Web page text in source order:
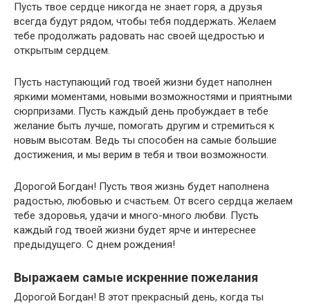
Пусть твое сердце никогда не знает горя, а друзья
всегда будут рядом, чтобы тебя поддержать. Желаем
тебе продолжать радовать нас своей щедростью и
открытым сердцем.
Пусть наступающий год твоей жизни будет наполнен
яркими моментами, новыми возможностями и приятными
сюрпризами. Пусть каждый день пробуждает в тебе
желание быть лучше, помогать другим и стремиться к
новым высотам. Ведь ты способен на самые большие
достижения, и мы верим в тебя и твои возможности.
Дорогой Богдан! Пусть твоя жизнь будет наполнена
радостью, любовью и счастьем. От всего сердца желаем
тебе здоровья, удачи и много-много любви. Пусть
каждый год твоей жизни будет ярче и интереснее
предыдущего. С днем рождения!
Выражаем самые искренние пожелания
Дорогой Богдан! В этот прекрасный день, когда ты